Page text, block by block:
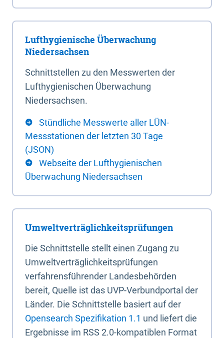
Lufthygienische Überwachung
Niedersachsen
Schnittstellen zu den Messwerten der
Lufthygienischen Überwachung
Niedersachsen.
Stündliche Messwerte aller LÜN-
Messstationen der letzten 30 Tage
(JSON)
Webseite der Lufthygienischen
Überwachung Niedersachsen
Umweltverträglichkeitsprüfungen
Die Schnittstelle stellt einen Zugang zu
Umweltverträglichkeitsprüfungen
verfahrensführender Landesbehörden
bereit, Quelle ist das UVP-Verbundportal der
Länder. Die Schnittstelle basiert auf der
Opensearch Spezifikation 1.1 und liefert die
Ergebnisse im RSS 2.0-kompatiblen Format